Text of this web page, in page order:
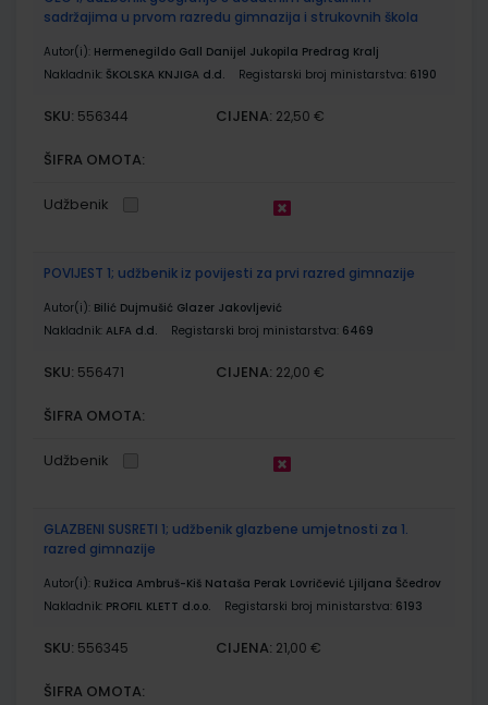
sadržajima u prvom razredu gimnazija i strukovnih škola
Autor(i): Hermenegildo Gall Danijel Jukopila Predrag Kralj
Nakladnik: ŠKOLSKA KNJIGA d.d. Registarski broj ministarstva: 6190
SKU: 556344 CIJENA: 22,50 €
ŠIFRA OMOTA:
Udžbenik
POVIJEST 1; udžbenik iz povijesti za prvi razred gimnazije
Autor(i): Bilić Dujmušić Glazer Jakovljević
Nakladnik: ALFA d.d. Registarski broj ministarstva: 6469
SKU: 556471 CIJENA: 22,00 €
ŠIFRA OMOTA:
Udžbenik
GLAZBENI SUSRETI 1; udžbenik glazbene umjetnosti za 1.
razred gimnazije
Autor(i): Ružica Ambruš-Kiš Nataša Perak Lovričević Ljiljana Ščedrov
Nakladnik: PROFIL KLETT d.o.o. Registarski broj ministarstva: 6193
SKU: 556345 CIJENA: 21,00 €
ŠIFRA OMOTA: